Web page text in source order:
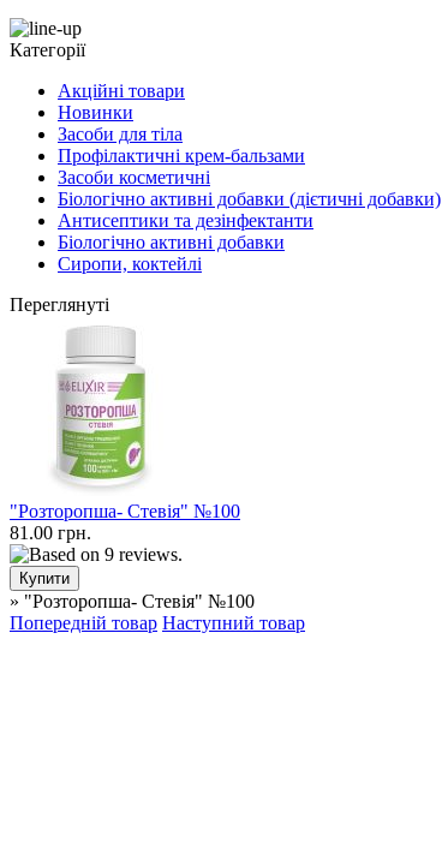
Категорії
Акційні товари
Новинки
Засоби для тіла
Профілактичні крем-бальзами
Засоби косметичні
Біологічно активні добавки (дієтичні добавки)
Антисептики та дезінфектанти
Біологічно активні добавки
Сиропи, коктейлі
Переглянуті
"Розторопша- Стевія" №100
81.00 грн.
» "Розторопша- Стевія" №100
Попередній товар Наступний товар